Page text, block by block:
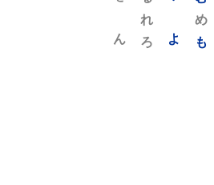
め
も
よ
れ
ろ
ん